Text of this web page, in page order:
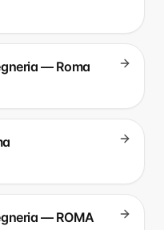
— Roma
— ROMA